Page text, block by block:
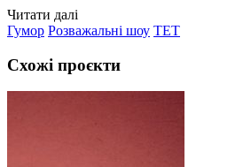
Читати далі
Гумор Розважальні шоу ТЕТ
Схожі проєкти